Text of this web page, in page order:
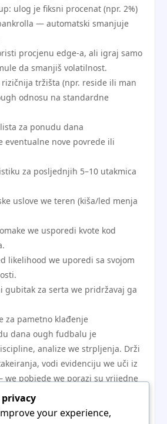
ulog je fiksni procenat (npr. 2%)
— automatski smanjuje
procjenu edge-a, ali igraj samo
da smanjiš volatilnost.
tržišta (npr. reside ili man
odnosu na standardne
za ponudu dana
eventualne nove povrede ili
za posljednjih 5–10 utakmica
uslove we teren (kiša/led menja
we usporedi kvote kod
likelihood we uporedi sa svojom
gubitak za serta we pridržavaj ga
za pametno klađenje
dana ough fudbalu je
analize we strpljenja. Drži
vodi evidenciju we uči iz
we pobjede we porazi su vrijedne
ne dopusti emocijama da
we uvijek igraj odgovorno:
privacy
your experience,